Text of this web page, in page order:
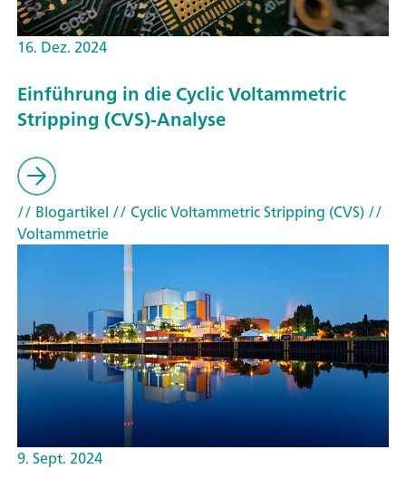
16. Dez. 2024
Einführung in die Cyclic Voltammetric
Stripping (CVS)-Analyse
// Blogartikel // Cyclic Voltammetric Stripping (CVS)//
Voltammetrie
9. Sept. 2024